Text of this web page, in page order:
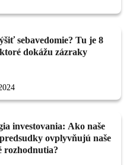
sebavedomie? Tu je 8
dokážu zázraky
investovania: Ako naše
ovplyvňujú naše
rozhodnutia?